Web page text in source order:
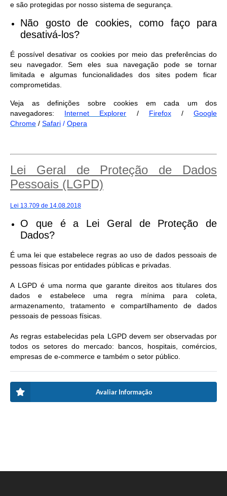
e são protegidas por nosso sistema de segurança.
Não gosto de cookies, como faço para
desativá-los?
É possível desativar os cookies por meio das preferências do
seu navegador. Sem eles sua navegação pode se tornar
limitada e algumas funcionalidades dos sites podem ficar
comprometidas.
Veja as definições sobre cookies em cada um dos
navegadores: Internet Explorer / Firefox/Google
Chrome / Safari / Opera
Lei Geral de Proteção de Dados
Pessoais (LGPD)
Lei 13.709 de 14.08.2018
O que é a Lei Geral de Proteção de
Dados?
É uma lei que estabelece regras ao uso de dados pessoais de
pessoas físicas por entidades públicas e privadas.
A LGPD é uma norma que garante direitos aos titulares dos
dados e estabelece uma regra mínima para coleta,
armazenamento, tratamento e compartilhamento de dados
pessoais de pessoas físicas.
As regras estabelecidas pela LGPD devem ser observadas por
todos os setores do mercado: bancos, hospitais, comércios,
empresas de e-commerce e também o setor público.
Avaliar Informação